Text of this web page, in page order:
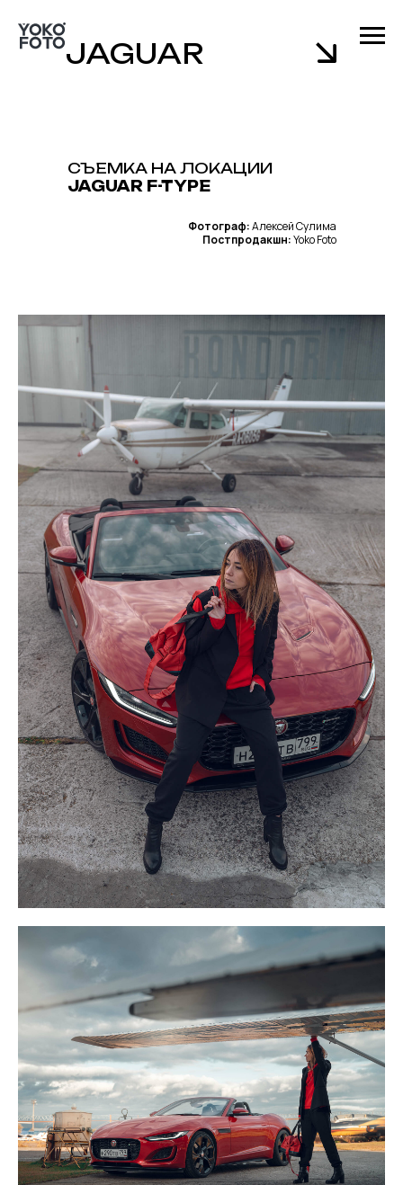
JAGUAR
СЪЕМКА НА ЛОКАЦИИ
JAGUAR F-TYPE
Фотограф:Алексей Сулима
Постпродакшн:Yoko Foto